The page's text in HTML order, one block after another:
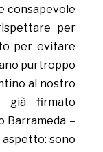
consapevole
per
per evitare
purtroppo
al nostro
già firmato
Barrameda –
sono